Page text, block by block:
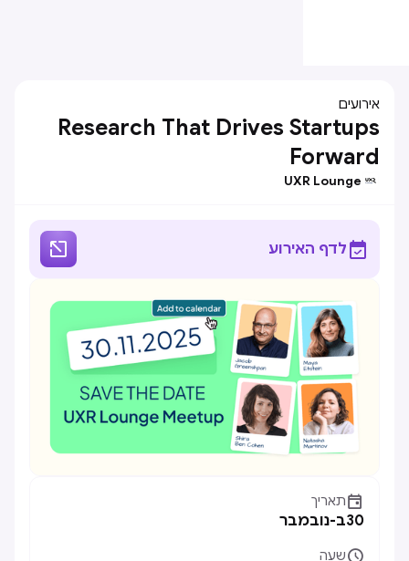
אירועים
Research That Drives Startups
Forward
UXR Lounge
 לדף האירוע 
תאריך
30ב-נובמבר
שעה